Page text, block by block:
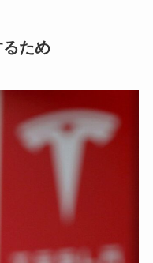
ため